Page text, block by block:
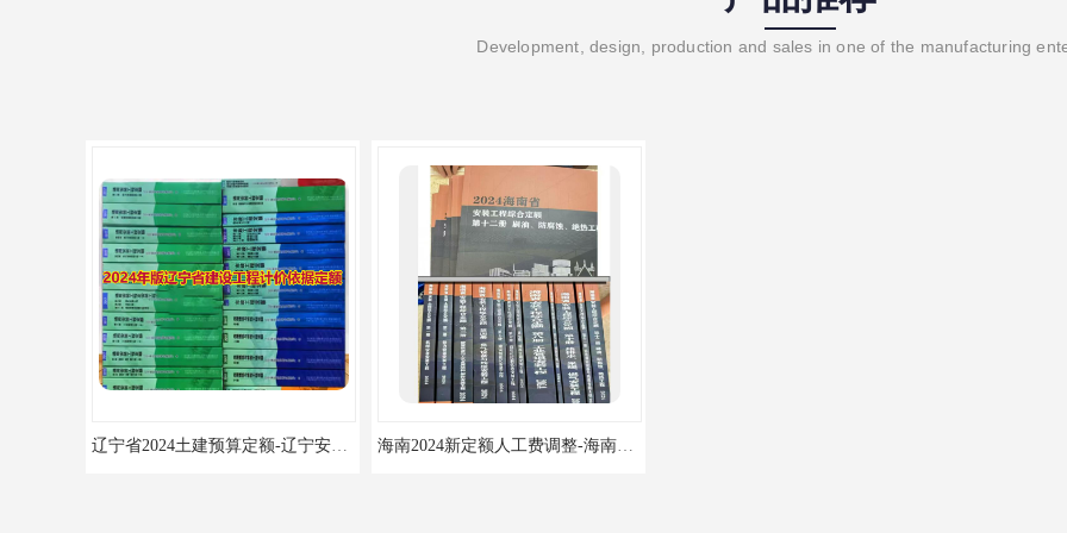
Development, design, production and sales in one of the manufacturing
辽宁省2024土建预算定额-辽宁安装预算定额-辽宁通风空调安装定额 海南2024新定额人工费调整-海南2024版安装定额-海南2024房屋建筑定额-海南定额